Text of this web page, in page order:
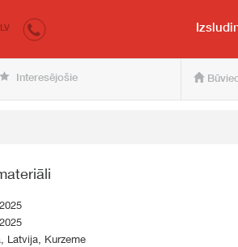
pircējam un
LV
Interesējošie
Latvija, Kurzeme